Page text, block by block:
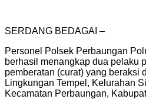
SERDANG BEDAGAI –
Personel Polsek Perbaungan
berhasil menangkap dua pelaku
pemberatan (curat) yang beraksi
Lingkungan Tempel, Kelurahan
Kecamatan Perbaungan,